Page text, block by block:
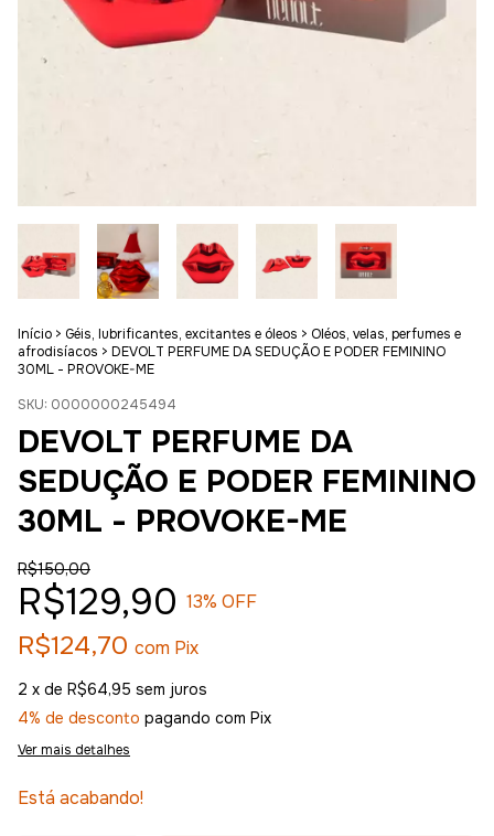
Início > Géis, lubrificantes, excitantes e óleos > Oléos, velas, perfumes e
afrodisíacos > DEVOLT PERFUME DA SEDUÇÃO E PODER FEMININO
30ML - PROVOKE-ME
SKU: 0000000245494
DEVOLT PERFUME DA
SEDUÇÃO E PODER FEMININO
30ML - PROVOKE-ME
R$150,00
R$129,90 13% OFF
R$124,70 com Pix
2 x de R$64,95 sem juros
4% de desconto pagando com Pix
Ver mais detalhes
Está acabando!